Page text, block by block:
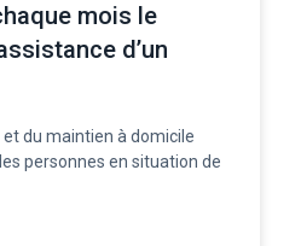
mois le
d’un
du maintien à domicile
personnes en situation de